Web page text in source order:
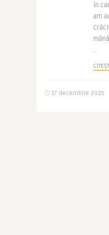
în
am
..
17 decembrie 2025